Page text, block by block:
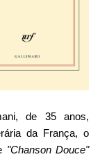
de 35 anos,
da França, o
"Chanson Douce"